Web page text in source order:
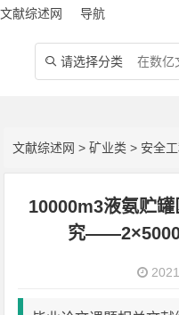
文献综述网 导航
 请选择分类
文献综述网 >矿业类 > 安全
10000m3液氨贮
究